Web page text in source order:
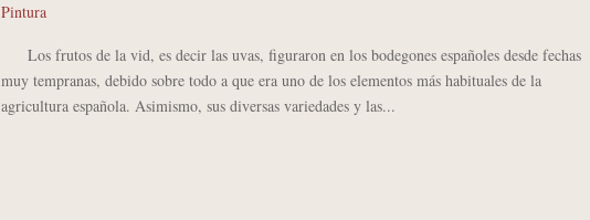
Pintura
Los frutos de la vid, es decir las uvas, figuraron en los bodegones españoles desde fechas
muy tempranas, debido sobre todo a que era uno de los elementos más habituales de la
agricultura española. Asimismo, sus diversas variedades y las...